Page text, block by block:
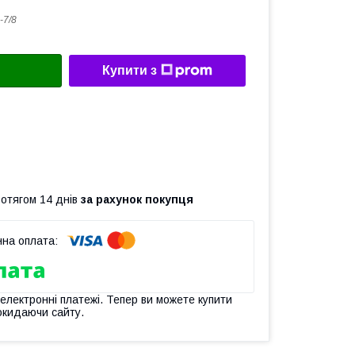
7/8
Купити з
14 днів за рахунок покупця
платежі. Тепер ви можете купити
сайту.